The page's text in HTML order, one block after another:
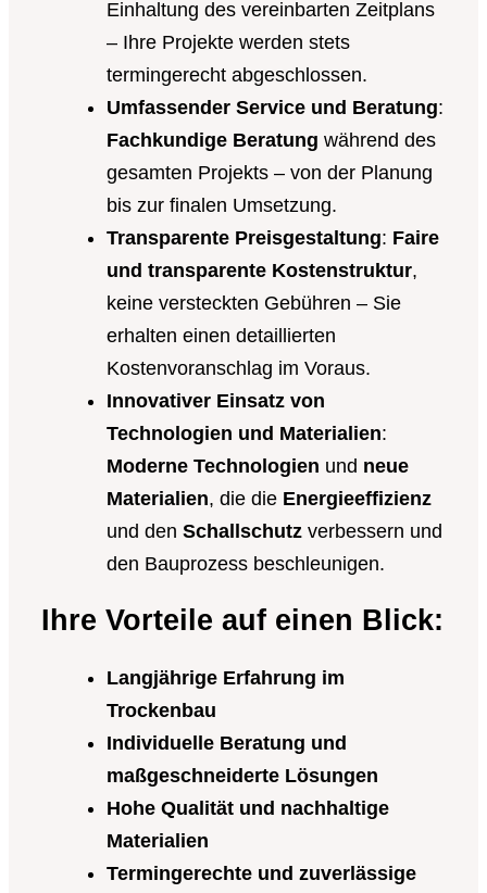
Einhaltung des vereinbarten Zeitplans
– Ihre Projekte werden stets
termingerecht abgeschlossen.
Umfassender Service und Beratung:
Fachkundige Beratung während des
gesamten Projekts – von der Planung
bis zur finalen Umsetzung.
Transparente Preisgestaltung: Faire
und transparente Kostenstruktur,
keine versteckten Gebühren – Sie
erhalten einen detaillierten
Kostenvoranschlag im Voraus.
Innovativer Einsatz von
Technologien und Materialien:
Moderne Technologien und neue
Materialien, die die Energieeffizienz
und den Schallschutz verbessern und
den Bauprozess beschleunigen.
Ihre Vorteile auf einen Blick:
Langjährige Erfahrung im
Trockenbau
Individuelle Beratung und
maßgeschneiderte Lösungen
Hohe Qualität und nachhaltige
Materialien
Termingerechte und zuverlässige